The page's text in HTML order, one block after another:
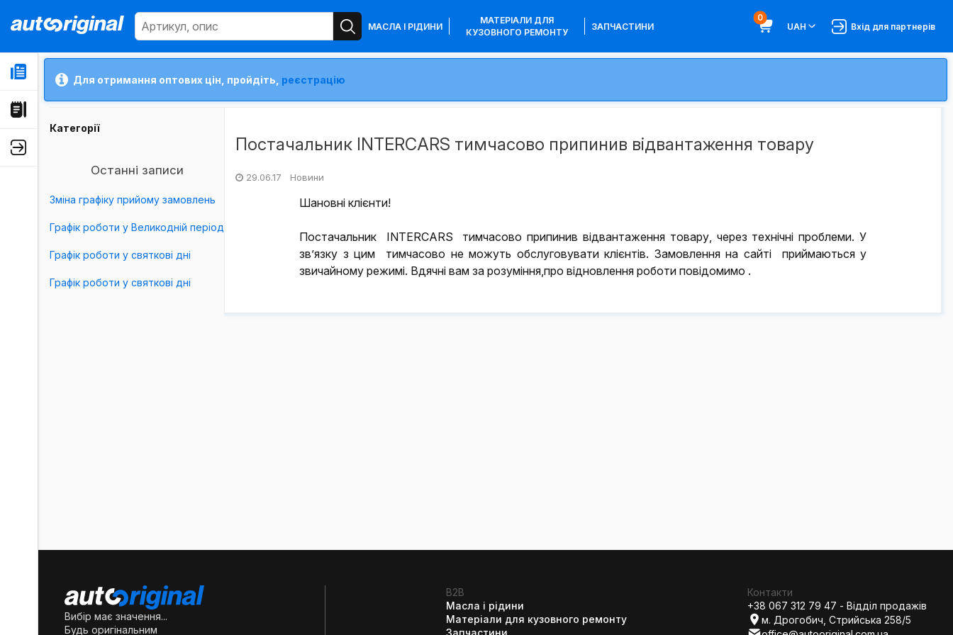
МАСЛА І РІДИНИ
МАТЕРІАЛИ ДЛЯ
КУЗОВНОГО РЕМОНТУ
ЗАПЧАСТИНИ
0
UAH
Вхід для партнерів
Для отримання оптових цін, пройдіть, реєстрацію
Категорії
Останні записи
Зміна графіку прийому замовлень
Графік роботи у Великодній період
Графік роботи у святкові дні
Графік роботи у святкові дні
Постачальник INTERCARS тимчасово припинив відвантаження товару
29.06.17 Новини
Шановні клієнти!
Постачальник INTERCARS тимчасово припинив відвантаження товару, через технічні проблеми. У
зв’язку з цим тимчасово не можуть обслуговувати клієнтів. Замовлення на сайті приймаються у
звичайному режимі. Вдячні вам за розуміння,про відновлення роботи повідомимо .
Вибір має значення...
Будь оригінальним
B2B
Масла і рідини
Матеріали для кузовного ремонту
Запчастини
Контакти
+38 067 312 79 47 - Відділ продажів
м. Дрогобич, Стрийська 258/5